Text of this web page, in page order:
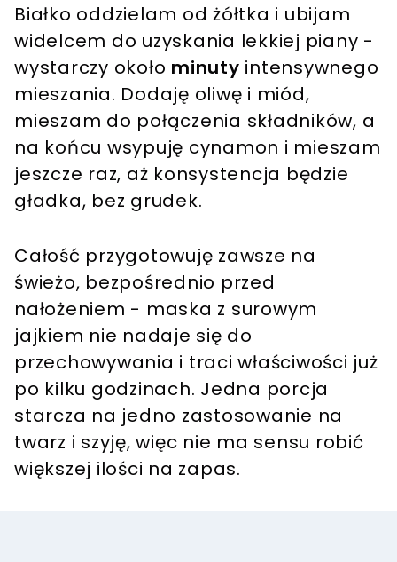
Białko oddzielam od żółtka i ubijam
widelcem do uzyskania lekkiej piany -
wystarczy około minuty intensywnego
mieszania. Dodaję oliwę i miód,
mieszam do połączenia składników, a
na końcu wsypuję cynamon i mieszam
jeszcze raz, aż konsystencja będzie
gładka, bez grudek.
Całość przygotowuję zawsze na
świeżo, bezpośrednio przed
nałożeniem - maska z surowym
jajkiem nie nadaje się do
przechowywania i traci właściwości już
po kilku godzinach. Jedna porcja
starcza na jedno zastosowanie na
twarz i szyję, więc nie ma sensu robić
większej ilości na zapas.